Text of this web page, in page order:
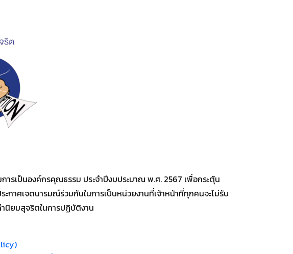
รเป็นองค์กรคุณธรรม ประจำปีงบประมาณ พ.ศ. 2567 เพื่อกระตุ้น
าศเจตนารมณ์ร่วมกันในการเป็นหน่วยงานที่เจ้าหน้าที่ทุกคนจะไม่รับ
นิยมสุจริตในการปฏิบัติงาน